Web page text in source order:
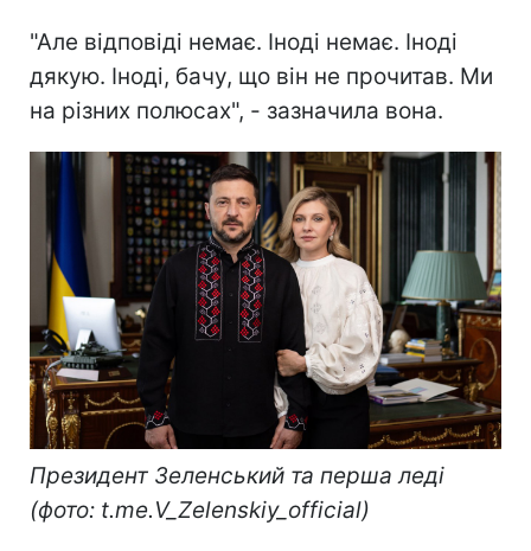
"Але відповіді немає. Іноді немає. Іноді
дякую. Іноді, бачу, що він не прочитав. Ми
на різних полюсах", - зазначила вона.
Президент Зеленський та перша леді
(фото: t.me.V_Zelenskiy_official)